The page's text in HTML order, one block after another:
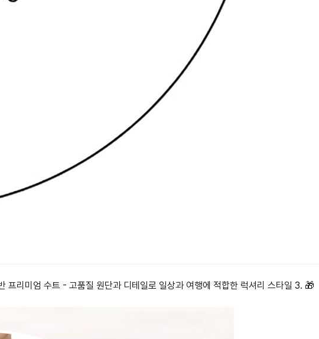
리미엄 수트 - 고품질 원단과 디테일로 일상과 여행에 적합한 럭셔리 스타일 3. 🎁